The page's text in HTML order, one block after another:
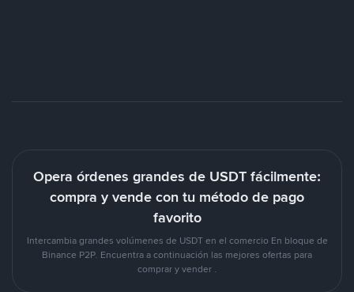
Opera órdenes grandes de USDT fácilmente:
compra y vende con tu método de pago
favorito
Intercambia grandes volúmenes de USDT en el comercio En bloque de
Binance P2P. Encuentra a continuación las mejores ofertas para
comprar y vender .